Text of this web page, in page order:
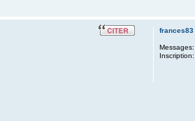
frances83
Messages:
Inscription: